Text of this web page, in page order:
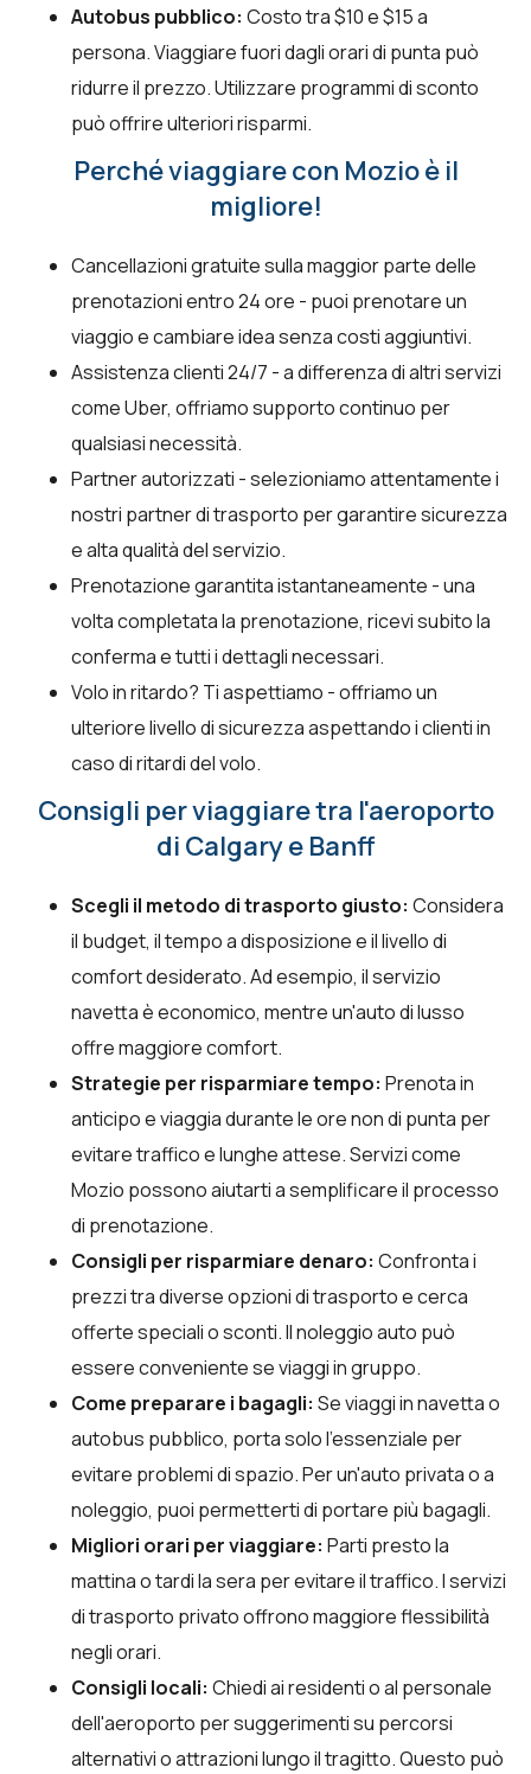
Autobus pubblico: Costo tra $10 e $15 a
persona. Viaggiare fuori dagli orari di punta può
ridurre il prezzo. Utilizzare programmi di sconto
può offrire ulteriori risparmi.
Perché viaggiare con Mozio è il
migliore!
Cancellazioni gratuite sulla maggior parte delle
prenotazioni entro 24 ore - puoi prenotare un
viaggio e cambiare idea senza costi aggiuntivi.
Assistenza clienti 24/7 - a differenza di altri servizi
come Uber, offriamo supporto continuo per
qualsiasi necessità.
Partner autorizzati - selezioniamo attentamente i
nostri partner di trasporto per garantire sicurezza
e alta qualità del servizio.
Prenotazione garantita istantaneamente - una
volta completata la prenotazione, ricevi subito la
conferma e tutti i dettagli necessari.
Volo in ritardo? Ti aspettiamo - offriamo un
ulteriore livello di sicurezza aspettando i clienti in
caso di ritardi del volo.
Consigli per viaggiare tra l'aeroporto
di Calgary e Banff
Scegli il metodo di trasporto giusto: Considera
il budget, il tempo a disposizione e il livello di
comfort desiderato. Ad esempio, il servizio
navetta è economico, mentre un'auto di lusso
offre maggiore comfort.
Strategie per risparmiare tempo: Prenota in
anticipo e viaggia durante le ore non di punta per
evitare traffico e lunghe attese. Servizi come
Mozio possono aiutarti a semplificare il processo
di prenotazione.
Consigli per risparmiare denaro: Confronta i
prezzi tra diverse opzioni di trasporto e cerca
offerte speciali o sconti. Il noleggio auto può
essere conveniente se viaggi in gruppo.
Come preparare i bagagli: Se viaggi in navetta o
autobus pubblico, porta solo l'essenziale per
evitare problemi di spazio. Per un'auto privata o a
noleggio, puoi permetterti di portare più bagagli.
Migliori orari per viaggiare: Parti presto la
mattina o tardi la sera per evitare il traffico. I servizi
di trasporto privato offrono maggiore flessibilità
negli orari.
Consigli locali: Chiedi ai residenti o al personale
dell'aeroporto per suggerimenti su percorsi
alternativi o attrazioni lungo il tragitto. Questo può